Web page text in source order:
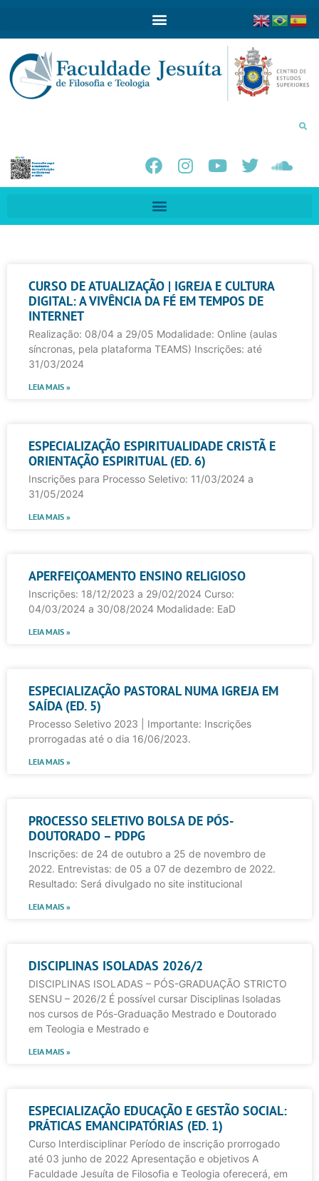
CURSO DE ATUALIZAÇÃO | IGREJA E CULTURA
DIGITAL: A VIVÊNCIA DA FÉ EM TEMPOS DE
INTERNET
Realização: 08/04 a 29/05 Modalidade: Online (aulas
síncronas, pela plataforma TEAMS) Inscrições: até
31/03/2024
LEIA MAIS »
ESPECIALIZAÇÃO ESPIRITUALIDADE CRISTÃ E
ORIENTAÇÃO ESPIRITUAL (ED. 6)
Inscrições para Processo Seletivo: 11/03/2024 a
31/05/2024
LEIA MAIS »
APERFEIÇOAMENTO ENSINO RELIGIOSO
Inscrições: 18/12/2023 a 29/02/2024 Curso:
04/03/2024 a 30/08/2024 Modalidade: EaD
LEIA MAIS »
ESPECIALIZAÇÃO PASTORAL NUMA IGREJA EM
SAÍDA (ED. 5)
Processo Seletivo 2023 | Importante: Inscrições
prorrogadas até o dia 16/06/2023.
LEIA MAIS »
PROCESSO SELETIVO BOLSA DE PÓS-
DOUTORADO – PDPG
Inscrições: de 24 de outubro a 25 de novembro de
2022. Entrevistas: de 05 a 07 de dezembro de 2022.
Resultado: Será divulgado no site institucional
LEIA MAIS »
DISCIPLINAS ISOLADAS 2026/2
DISCIPLINAS ISOLADAS – PÓS-GRADUAÇÃO STRICTO
SENSU – 2026/2 É possível cursar Disciplinas Isoladas
nos cursos de Pós-Graduação Mestrado e Doutorado
em Teologia e Mestrado e
LEIA MAIS »
ESPECIALIZAÇÃO EDUCAÇÃO E GESTÃO SOCIAL:
PRÁTICAS EMANCIPATÓRIAS (ED. 1)
Curso Interdisciplinar Período de inscrição prorrogado
até 03 junho de 2022 Apresentação e objetivos A
Faculdade Jesuíta de Filosofia e Teologia oferecerá, em